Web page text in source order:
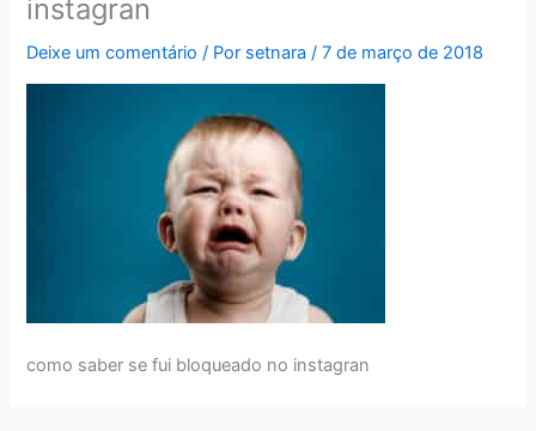
instagran
Deixe um comentário / Por setnara/7 de março de 2018
como saber se fui bloqueado no instagran